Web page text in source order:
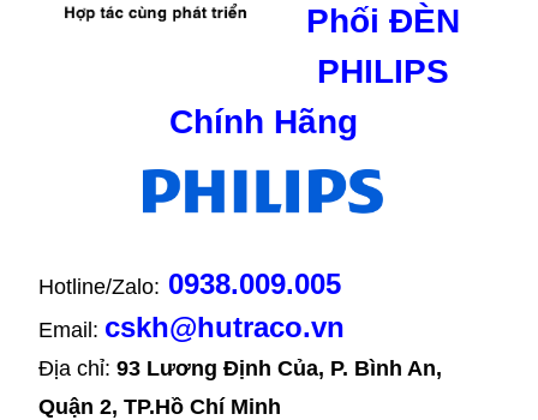
Phối ĐÈN
PHILIPS
Chính Hãng
Hotline/Zalo: 0938.009.005
Email: cskh@hutraco.vn
Địa chỉ: 93 Lương Định Của, P. Bình An,
Quận 2, TP.Hồ Chí Minh